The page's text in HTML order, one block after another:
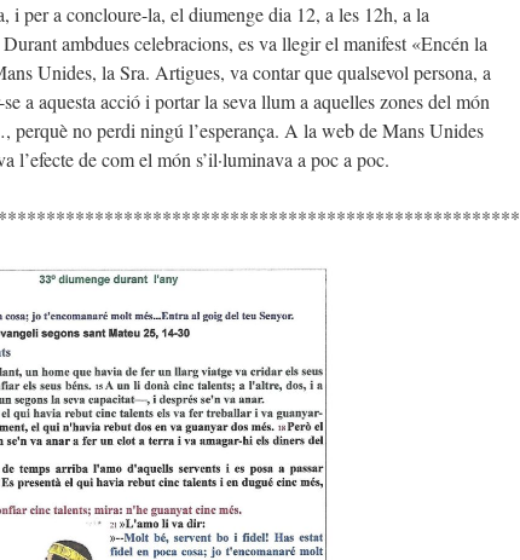
i per a concloure-la, el diumenge dia 12, a les 12h, a la
ambdues celebracions, es va llegir el manifest «Encén la
Unides, la Sra. Artigues, va contar que qualsevol persona, a
a aquesta acció i portar la seva llum a aquelles zones del món
perquè no perdi ningú l’esperança. A la web de Mans Unides
l’efecte de com el món s’il·luminava a poc a poc.